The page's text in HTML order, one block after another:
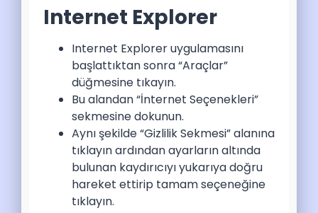
Internet Explorer
Internet Explorer uygulamasını
başlattıktan sonra “Araçlar”
düğmesine tıkayın.
Bu alandan “İnternet Seçenekleri”
sekmesine dokunun.
Aynı şekilde “Gizlilik Sekmesi” alanına
tıklayın ardından ayarların altında
bulunan kaydırıcıyı yukarıya doğru
hareket ettirip tamam seçeneğine
tıklayın.